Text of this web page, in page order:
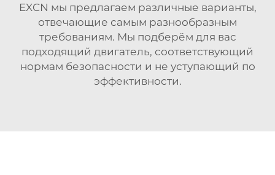
EXCN мы предлагаем различные варианты,
отвечающие самым разнообразным
требованиям. Мы подберём для вас
подходящий двигатель, соответствующий
нормам безопасности и не уступающий по
эффективности.